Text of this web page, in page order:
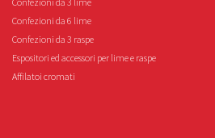
Confezioni da 6 lime
Confezioni da 3 raspe
Espositori ed accessori per lime e raspe
Affilatoi cromati